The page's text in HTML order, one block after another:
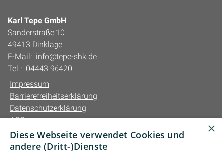
Karl Tepe GmbH
Sanderstraße 10
49413 Dinklage
E-Mail: info@tepe-shk.de
Tel.: 04443 96420
Impressum
Barrierefreiheitserklärung
Datenschutzerklärung
AGB
Unsere Bereiche
×
Diese Webseite verwendet Cookies und
andere (Dritt-)Dienste